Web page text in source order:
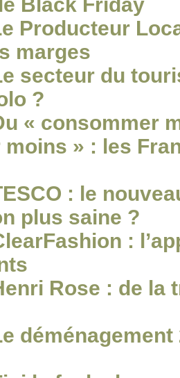
Producteur
marges
secteur du
?
« consommer
» : les
: le
plus saine ?
:
Rose : de la